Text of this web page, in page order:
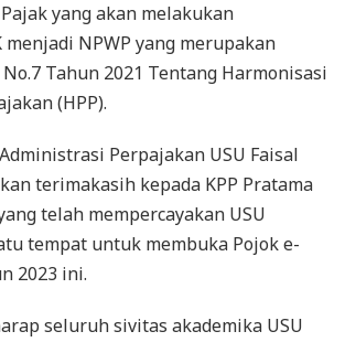
yang akan melakukan
menjadi NPWP yang merupakan
Tahun 2021 Tentang Harmonisasi
(HPP).
Perpajakan USU Faisal
terimakasih kepada KPP Pratama
telah mempercayakan USU
tempat untuk membuka Pojok e-
2023 ini.
seluruh sivitas akademika USU